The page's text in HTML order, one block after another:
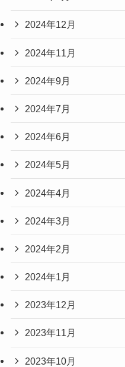
2024年12月
2024年11月
2024年9月
2024年7月
2024年6月
2024年5月
2024年4月
2024年3月
2024年2月
2024年1月
2023年12月
2023年11月
2023年10月